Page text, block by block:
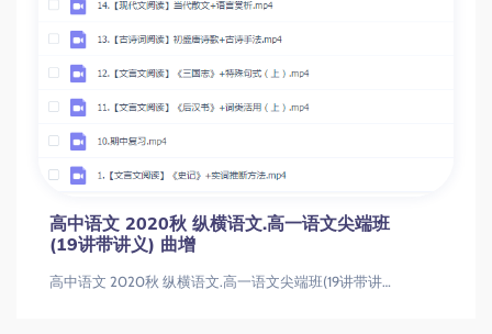
高中语文 2020秋 纵横语文.高一语文尖端班
(19讲带讲义) 曲增
高中语文 2020秋 纵横语文.高一语文尖端班(19讲带讲义) 曲增高中语文 2020秋 纵横语文.高一语文尖端班(19讲带讲义)